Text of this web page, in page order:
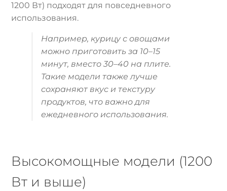
1200 Вт) подходят для повседневного
использования.
Например, курицу с овощами
можно приготовить за 10–15
минут, вместо 30–40 на плите.
Такие модели также лучше
сохраняют вкус и текстуру
продуктов, что важно для
ежедневного использования.
Высокомощные модели (1200
Вт и выше)